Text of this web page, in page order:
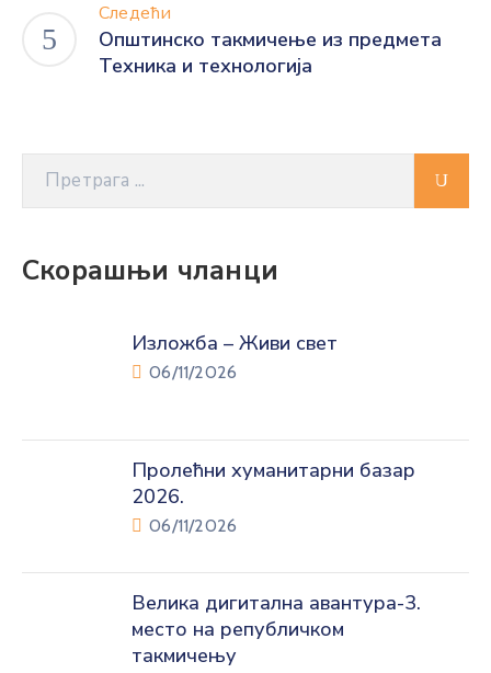
Следећи
Општинско такмичење из предмета
Техника и технологија
Скорашњи чланци
Изложба – Живи свет
06/11/2026
Пролећни хуманитарни базар
2026.
06/11/2026
Велика дигитална авантура-3.
место на републичком
такмичењу